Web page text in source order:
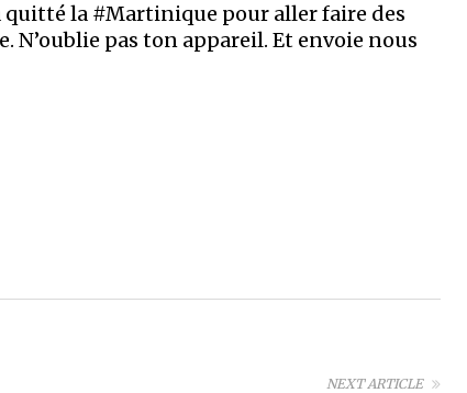
quitté la #Martinique pour aller faire des
N’oublie pas ton appareil. Et envoie nous
NEXT ARTICLE